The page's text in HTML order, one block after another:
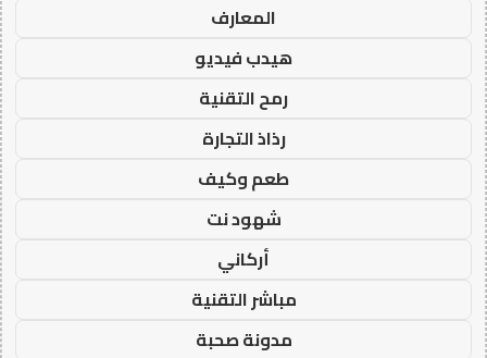
المعارف
هيدب فيديو
رمح التقنية
رذاذ التجارة
طعم وكيف
شهود نت
أركاني
مباشر التقنية
مدونة صحبة